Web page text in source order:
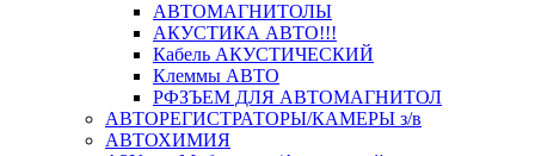
АВТОМАГНИТОЛЫ
АКУСТИКА АВТО!!!
Кабель АКУСТИЧЕСКИЙ
Клеммы АВТО
РФЗЪЕМ ДЛЯ АВТОМАГНИТОЛ
АВТОРЕГИСТРАТОРЫ/КАМЕРЫ з/в
АВТОХИМИЯ